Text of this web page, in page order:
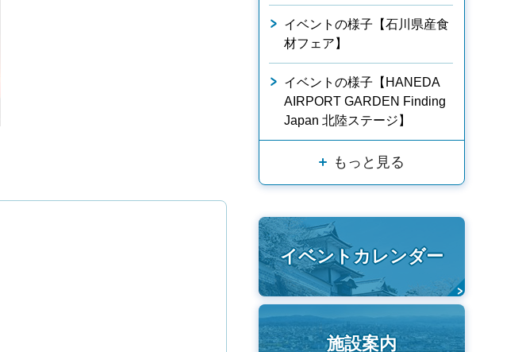
イベントの様子【石川県産食
材フェア】
イベントの様子【HANEDA
AIRPORT GARDEN Finding
Japan 北陸ステージ】
もっと見る
イベントカレンダー
施設案内